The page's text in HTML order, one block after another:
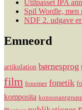
Utilpasset IPA
Spil Wordle,
NDF 2. udgave
Emneord
artikulation børnesprog
film fonemer fonetik
komposita